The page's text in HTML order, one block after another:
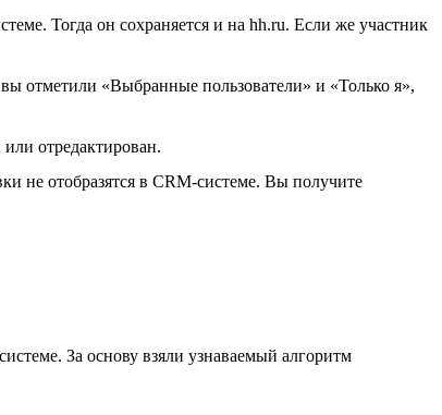
Тогда он сохраняется и на hh.ru. Если же участник
отметили «Выбранные пользователи» и «Только я»,
отредактирован.
не отобразятся в CRM-системе. Вы получите
За основу взяли узнаваемый алгоритм